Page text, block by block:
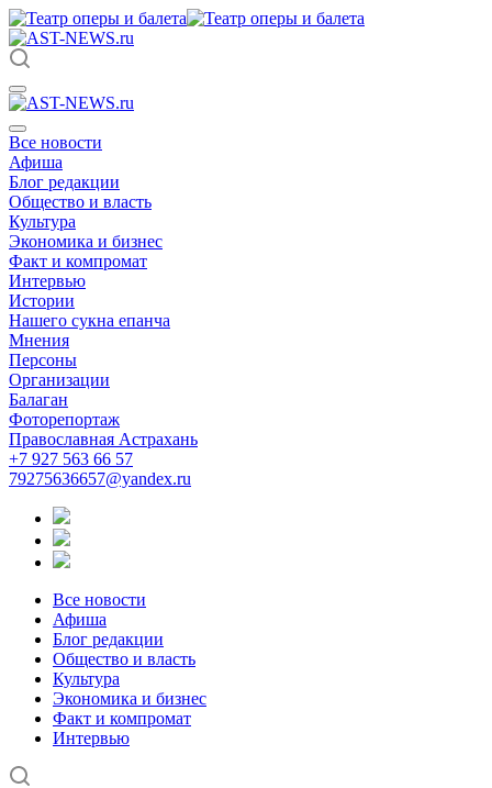
Все новости
Афиша
Блог редакции
Общество и власть
Культура
Экономика и бизнес
Факт и компромат
Интервью
Истории
Нашего сукна епанча
Мнения
Персоны
Организации
Балаган
Фоторепортаж
Православная Астрахань
+7 927 563 66 57
79275636657@yandex.ru
Все новости
Афиша
Блог редакции
Общество и власть
Культура
Экономика и бизнес
Факт и компромат
Интервью